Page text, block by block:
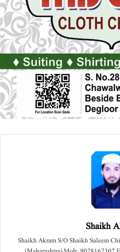
Shaikh
Shaikh Akram S/O Shaikh Saleem